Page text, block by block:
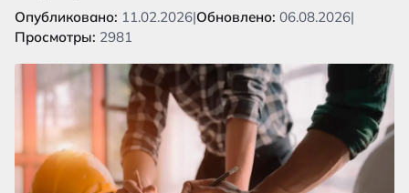
Опубликовано: 11.02.2026|Обновлено: 06.08.2026|
Просмотры: 2981